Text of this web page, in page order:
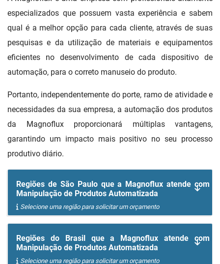
especializados que possuem vasta experiência e sabem
qual é a melhor opção para cada cliente, através de suas
pesquisas e da utilização de materiais e equipamentos
eficientes no desenvolvimento de cada dispositivo de
automação, para o correto manuseio do produto.
Portanto, independentemente do porte, ramo de atividade e
necessidades da sua empresa, a automação dos produtos
da Magnoflux proporcionará múltiplas vantagens,
garantindo um impacto mais positivo no seu processo
produtivo diário.
Regiões de São Paulo que a Magnoflux atende com
Manipulação de Produtos Automatizada
Selecione uma região para solicitar um orçamento
Regiões do Brasil que a Magnoflux atende com
Manipulação de Produtos Automatizada
Selecione uma região para solicitar um orçamento